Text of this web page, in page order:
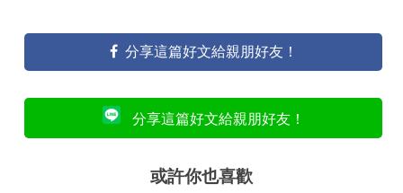
分享這篇好文給親朋好友！
分享這篇好文給親朋好友！
或許你也喜歡